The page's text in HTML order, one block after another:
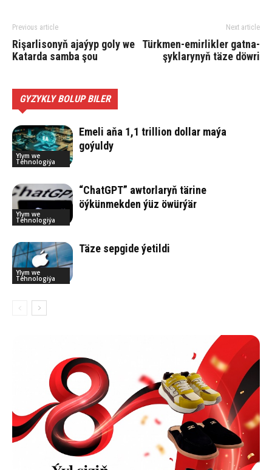
Previous article
Rişarlisonyň ajaýyp goly we
Katarda samba şou
Next article
Türk­men-emir­lik­le­r gat­na­
şyk­la­ry­nyň tä­ze döw­ri
GYZYKLY BOLUP BILER
Ylym we
Tehnologiýa
Emeli aňa 1,1 trillion dollar maýa
goýuldy
Ylym we
Tehnologiýa
“ChatGPT” awtorlaryň tärine
öýkünmekden ýüz öwürýär
Ylym we
Tehnologiýa
Tä­ze sep­gi­de ýe­til­di